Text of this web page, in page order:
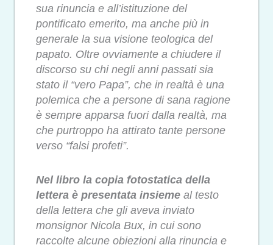
sua rinuncia e all’istituzione del
pontificato emerito, ma anche più in
generale la sua visione teologica del
papato. Oltre ovviamente a chiudere il
discorso su chi negli anni passati sia
stato il “vero Papa”, che in realtà è una
polemica che a persone di sana ragione
è sempre apparsa fuori dalla realtà, ma
che purtroppo ha attirato tante persone
verso “falsi profeti”.
Nel libro la copia fotostatica della
lettera è presentata insieme al testo
della lettera che gli aveva inviato
monsignor Nicola Bux, in cui sono
raccolte alcune obiezioni alla rinuncia e